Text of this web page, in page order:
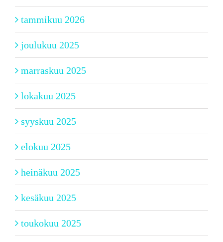
tammikuu 2026
joulukuu 2025
marraskuu 2025
lokakuu 2025
syyskuu 2025
elokuu 2025
heinäkuu 2025
kesäkuu 2025
toukokuu 2025